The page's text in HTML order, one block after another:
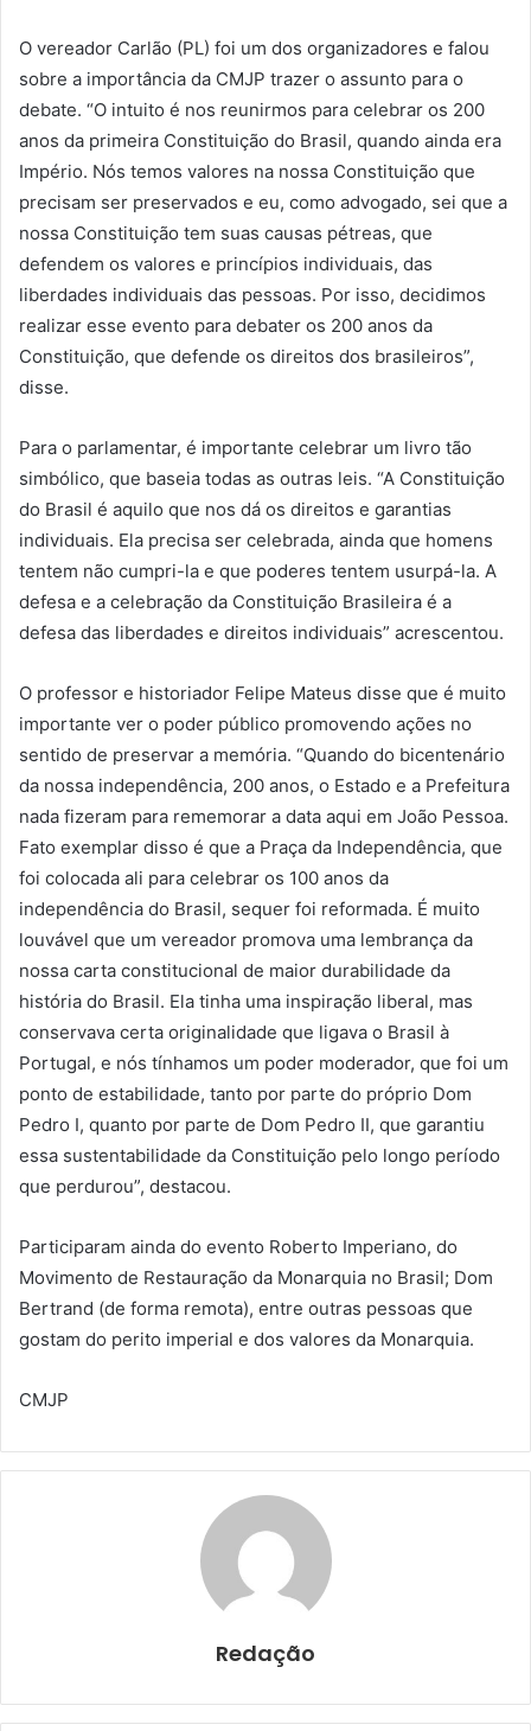
O vereador Carlão (PL) foi um dos organizadores e falou
sobre a importância da CMJP trazer o assunto para o
debate. “O intuito é nos reunirmos para celebrar os 200
anos da primeira Constituição do Brasil, quando ainda era
Império. Nós temos valores na nossa Constituição que
precisam ser preservados e eu, como advogado, sei que a
nossa Constituição tem suas causas pétreas, que
defendem os valores e princípios individuais, das
liberdades individuais das pessoas. Por isso, decidimos
realizar esse evento para debater os 200 anos da
Constituição, que defende os direitos dos brasileiros”,
disse.
Para o parlamentar, é importante celebrar um livro tão
simbólico, que baseia todas as outras leis. “A Constituição
do Brasil é aquilo que nos dá os direitos e garantias
individuais. Ela precisa ser celebrada, ainda que homens
tentem não cumpri-la e que poderes tentem usurpá-la. A
defesa e a celebração da Constituição Brasileira é a
defesa das liberdades e direitos individuais” acrescentou.
O professor e historiador Felipe Mateus disse que é muito
importante ver o poder público promovendo ações no
sentido de preservar a memória. “Quando do bicentenário
da nossa independência, 200 anos, o Estado e a Prefeitura
nada fizeram para rememorar a data aqui em João Pessoa.
Fato exemplar disso é que a Praça da Independência, que
foi colocada ali para celebrar os 100 anos da
independência do Brasil, sequer foi reformada. É muito
louvável que um vereador promova uma lembrança da
nossa carta constitucional de maior durabilidade da
história do Brasil. Ela tinha uma inspiração liberal, mas
conservava certa originalidade que ligava o Brasil à
Portugal, e nós tínhamos um poder moderador, que foi um
ponto de estabilidade, tanto por parte do próprio Dom
Pedro I, quanto por parte de Dom Pedro II, que garantiu
essa sustentabilidade da Constituição pelo longo período
que perdurou”, destacou.
Participaram ainda do evento Roberto Imperiano, do
Movimento de Restauração da Monarquia no Brasil; Dom
Bertrand (de forma remota), entre outras pessoas que
gostam do perito imperial e dos valores da Monarquia.
CMJP
Redação